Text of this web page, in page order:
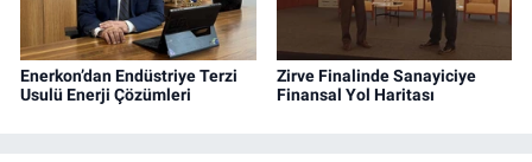
Enerkon’dan Endüstriye Terzi
Usulü Enerji Çözümleri
Zirve Finalinde Sanayiciye
Finansal Yol Haritası